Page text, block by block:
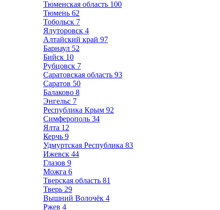
Тюменская область 100
Тюмень 62
Тобольск 7
Ялуторовск 4
Алтайский край 97
Барнаул 52
Бийск 10
Рубцовск 7
Саратовская область 93
Саратов 50
Балаково 8
Энгельс 7
Республика Крым 92
Симферополь 34
Ялта 12
Керчь 9
Удмуртская Республика 83
Ижевск 44
Глазов 9
Можга 6
Тверская область 81
Тверь 29
Вышний Волочёк 4
Ржев 4